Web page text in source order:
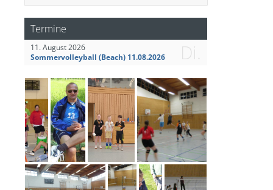
Termine
Di.
11. August 2026
Sommervolleyball (Beach) 11.08.2026